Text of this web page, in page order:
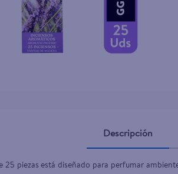
Descripción
25 piezas está diseñado para perfumar
aceite